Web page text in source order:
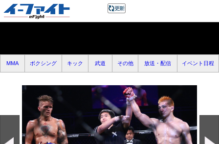
MMA ボクシング キック 武道 その他 放送・配信 イベント日程